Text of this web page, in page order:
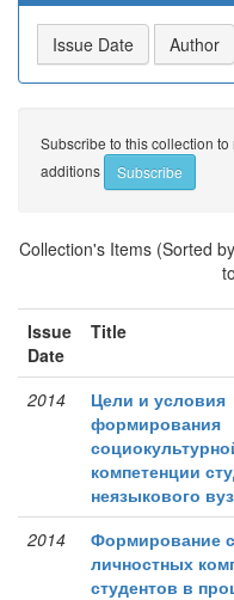
Subscribe to this collection
additions
Collection's Items (Sorted
Issue
Date
Title
2014
Цели и условия
формирования
компетенции
неязыкового
2014
Формирование
личностных
студентов в